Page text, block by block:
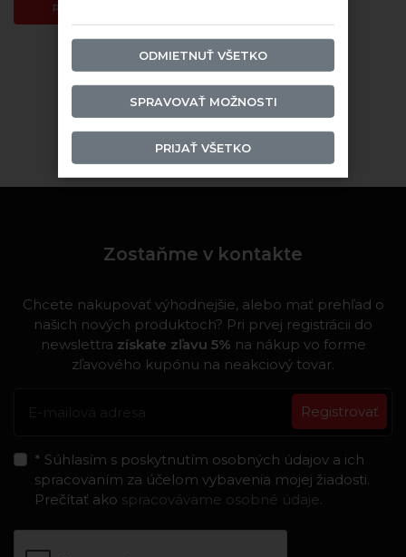
PRIDAŤ DO KOŠÍKA
Vinárstvo Leonardo Da Vinci
Zostaňme v kontakte
Chcete nakupovať výhodnejšie, alebo mať prehľad o
našich nových produktoch? Pri prvej registrácii do
newslettra získate zľavu 5% na nákup vo forme
zľavového kupónu na neakciový tovar.
Registrovať
* Súhlasím s poskytnutím osobných údajov a ich
spracovaním za účelom vybavenia mojej žiadosti.
Prečítať ako spracovávame osobné údaje.
ODMIETNUŤ VŠETKO
SPRAVOVAŤ MOŽNOSTI
PRIJAŤ VŠETKO